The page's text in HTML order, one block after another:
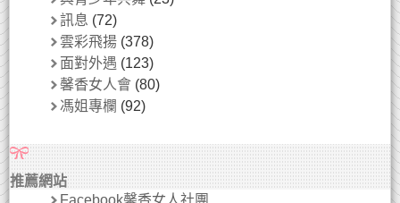
訊息 (72)
雲彩飛揚 (378)
面對外遇 (123)
馨香女人會 (80)
馮姐專欄 (92)
推薦網站
Facebook馨香女人社團